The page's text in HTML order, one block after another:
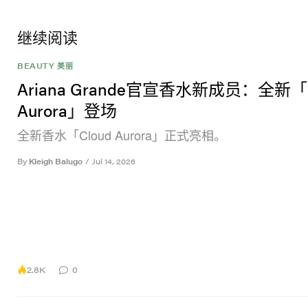
继续阅读
BEAUTY 美丽
Ariana Grande官宣香水新成员：全新
Aurora」登场
全新香水「Cloud Aurora」正式亮相。
By Kleigh Balugo / Jul 14, 2026
2.8K 0